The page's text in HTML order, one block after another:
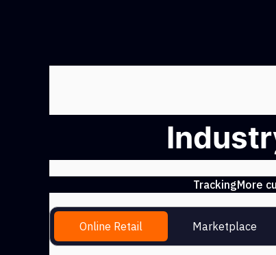
TrackingMore
Online Retail Marketplace